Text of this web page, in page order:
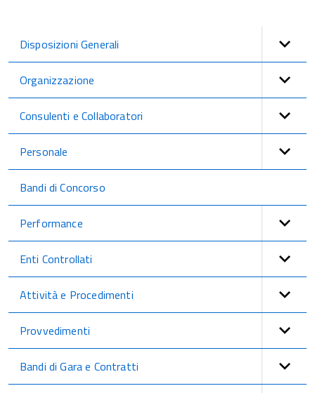
Disposizioni Generali
Organizzazione
Consulenti e Collaboratori
Personale
Bandi di Concorso
Performance
Enti Controllati
Attività e Procedimenti
Provvedimenti
Bandi di Gara e Contratti